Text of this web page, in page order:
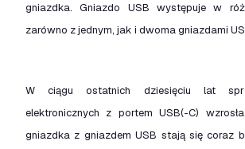
gniazdka. Gniazdo USB występuje w
zarówno z jednym, jak i dwoma gniazdami
W ciągu ostatnich dziesięciu lat
elektronicznych z portem USB(-C)
gniazdka z gniazdem USB stają się coraz